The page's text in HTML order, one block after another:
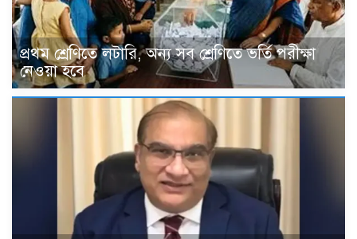
প্রথম শ্রেণিতে লটারি, অন্য সব শ্রেণিতে ভর্তি পরীক্ষা
নেওয়া হবে